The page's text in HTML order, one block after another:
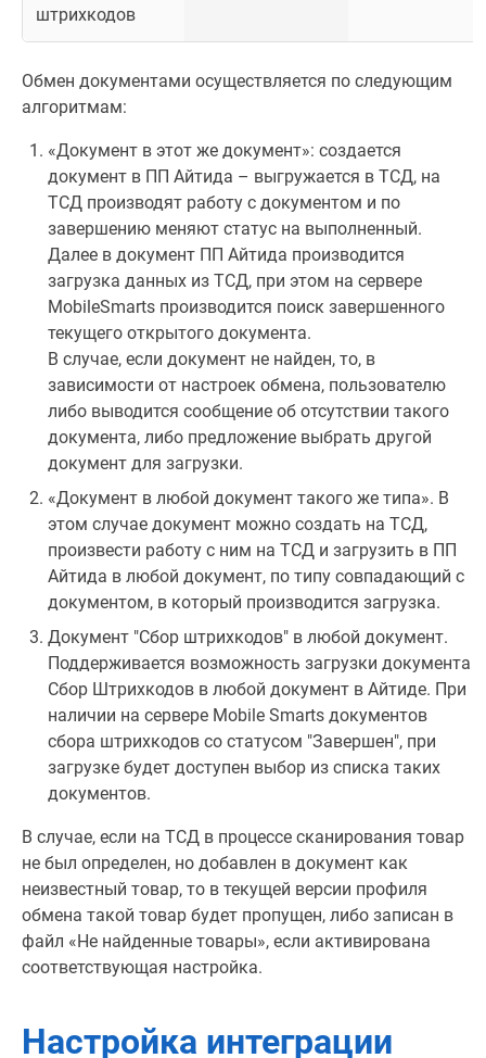
штрихкодов
Обмен документами осуществляется по следующим
алгоритмам:
«Документ в этот же документ»: создается
документ в ПП Айтида – выгружается в ТСД, на
ТСД производят работу с документом и по
завершению меняют статус на выполненный.
Далее в документ ПП Айтида производится
загрузка данных из ТСД, при этом на сервере
MobileSmarts производится поиск завершенного
текущего открытого документа.
В случае, если документ не найден, то, в
зависимости от настроек обмена, пользователю
либо выводится сообщение об отсутствии такого
документа, либо предложение выбрать другой
документ для загрузки.
«Документ в любой документ такого же типа». В
этом случае документ можно создать на ТСД,
произвести работу с ним на ТСД и загрузить в ПП
Айтида в любой документ, по типу совпадающий с
документом, в который производится загрузка.
Документ "Сбор штрихкодов" в любой документ.
Поддерживается возможность загрузки документа
Сбор Штрихкодов в любой документ в Айтиде. При
наличии на сервере Mobile Smarts документов
сбора штрихкодов со статусом "Завершен", при
загрузке будет доступен выбор из списка таких
документов.
В случае, если на ТСД в процессе сканирования товар
не был определен, но добавлен в документ как
неизвестный товар, то в текущей версии профиля
обмена такой товар будет пропущен, либо записан в
файл «Не найденные товары», если активирована
соответствующая настройка.
Настройка интеграции